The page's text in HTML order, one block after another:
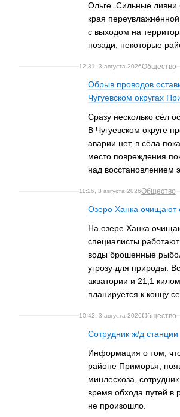
Ольге. Сильные ливни
края
с выходом на
позади, некоторые
12:31, 3 августа 2026Общество
Обрыв проводов
Чугуевском округах
Сразу несколько сёл
В Чугуевском округе
аварии нет, в сёла
место повреждения
над восстановлением
11:26, 3 августа 2026Общество
Озеро Ханка очищают
На озере Ханка
специалисты
воды брошенные
угрозу для природы.
акватории и 21,1
планируется к концу
10:42, 3 августа 2026Общество
Сотрудник ж/д
Информация о том,
районе Приморья,
минлесхоза,
время обхода путей в
не произошло.